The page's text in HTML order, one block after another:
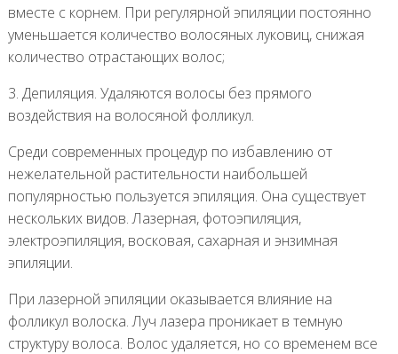
вместе с корнем. При регулярной эпиляции постоянно
уменьшается количество волосяных луковиц, снижая
количество отрастающих волос;
3. Депиляция. Удаляются волосы без прямого
воздействия на волосяной фолликул.
Среди современных процедур по избавлению от
нежелательной растительности наибольшей
популярностью пользуется эпиляция. Она существует
нескольких видов. Лазерная, фотоэпиляция,
электроэпиляция, восковая, сахарная и энзимная
эпиляции.
При лазерной эпиляции оказывается влияние на
фолликул волоска. Луч лазера проникает в темную
структуру волоса. Волос удаляется, но со временем все